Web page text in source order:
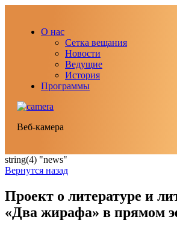
О нас
Сетка вещания
Новости
Ведущие
История
Программы
Веб-камера
string(4) "news"
Вернутся назад
Проект о литературе и
«Два жирафа» в прямом